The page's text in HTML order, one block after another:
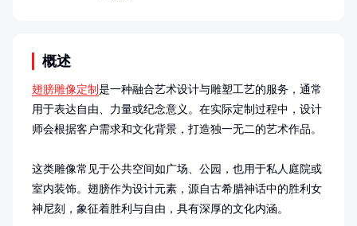
概述
翅膀雕像定制 是一种融合艺术设计与雕塑工艺的服务，通常
用于表达自由、力量或纪念意义。在实际定制过程中，设计
师会根据客户需求和文化背景，打造独一无二的艺术作品。
这类雕像常见于公共空间如广场、公园，也用于私人庭院或
室内装饰。翅膀作为设计元素，源自古希腊神话中的胜利女
神尼刻，象征着胜利与自由，具有深厚的文化内涵。